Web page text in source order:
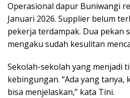
Operasional dapur Buniwangi
Januari 2026. Supplier belum
pekerja terdampak. Dua pekan
mengaku sudah kesulitan
Sekolah-sekolah yang menjadi
kebingungan. “Ada yang tanya,
bisa menjelaskan,” kata Tini.